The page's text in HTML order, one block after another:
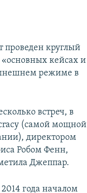
проведен круглый
«основных кейсах и
режиме в
встреч, в
(самой мощной
директором
Робом Фенн,
Джеппар.
года началом